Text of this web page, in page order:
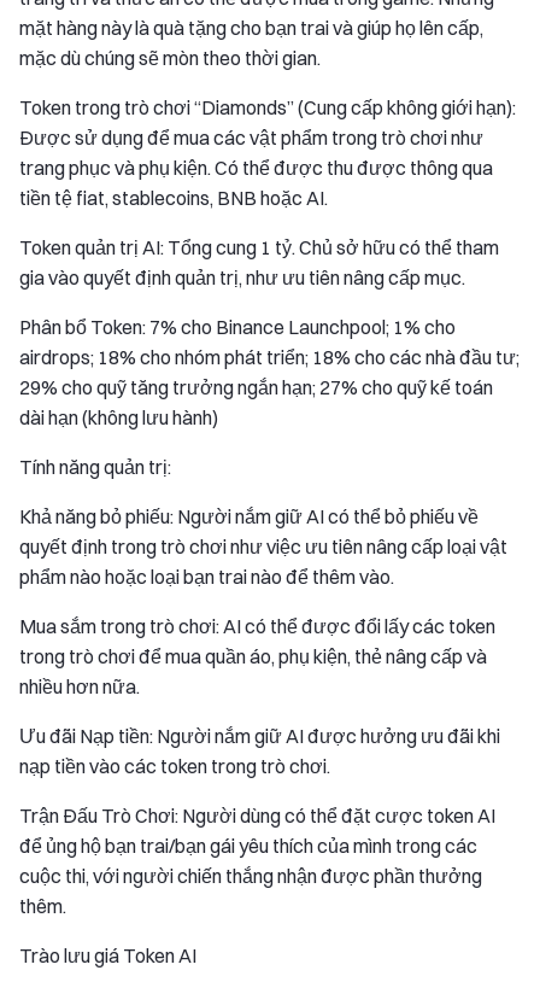
mặt hàng này là quà tặng cho bạn trai và giúp họ lên cấp,
mặc dù chúng sẽ mòn theo thời gian.
Token trong trò chơi “Diamonds” (Cung cấp không giới hạn):
Được sử dụng để mua các vật phẩm trong trò chơi như
trang phục và phụ kiện. Có thể được thu được thông qua
tiền tệ fiat, stablecoins, BNB hoặc AI.
Token quản trị AI: Tổng cung 1 tỷ. Chủ sở hữu có thể tham
gia vào quyết định quản trị, như ưu tiên nâng cấp mục.
Phân bổ Token: 7% cho Binance Launchpool; 1% cho
airdrops; 18% cho nhóm phát triển; 18% cho các nhà đầu tư;
29% cho quỹ tăng trưởng ngắn hạn; 27% cho quỹ kế toán
dài hạn (không lưu hành)
Tính năng quản trị:
Khả năng bỏ phiếu: Người nắm giữ AI có thể bỏ phiếu về
quyết định trong trò chơi như việc ưu tiên nâng cấp loại vật
phẩm nào hoặc loại bạn trai nào để thêm vào.
Mua sắm trong trò chơi: AI có thể được đổi lấy các token
trong trò chơi để mua quần áo, phụ kiện, thẻ nâng cấp và
nhiều hơn nữa.
Ưu đãi Nạp tiền: Người nắm giữ AI được hưởng ưu đãi khi
nạp tiền vào các token trong trò chơi.
Trận Đấu Trò Chơi: Người dùng có thể đặt cược token AI
để ủng hộ bạn trai/bạn gái yêu thích của mình trong các
cuộc thi, với người chiến thắng nhận được phần thưởng
thêm.
Trào lưu giá Token AI